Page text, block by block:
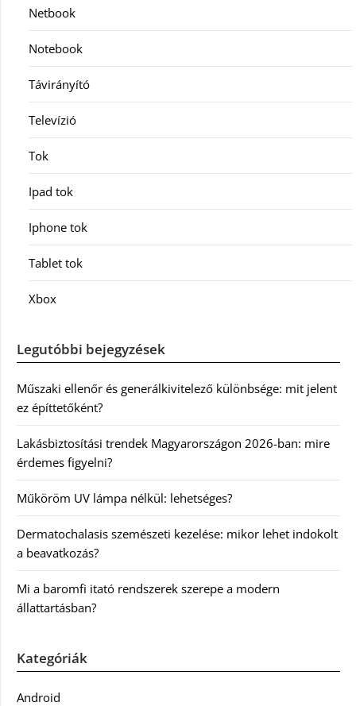
Netbook
Notebook
Távirányító
Televízió
Tok
Ipad tok
Iphone tok
Tablet tok
Xbox
Legutóbbi bejegyzések
Műszaki ellenőr és generálkivitelező különbsége: mit jelent
ez építtetőként?
Lakásbiztosítási trendek Magyarországon 2026-ban: mire
érdemes figyelni?
Műköröm UV lámpa nélkül: lehetséges?
Dermatochalasis szemészeti kezelése: mikor lehet indokolt
a beavatkozás?
Mi a baromfi itató rendszerek szerepe a modern
állattartásban?
Kategóriák
Android